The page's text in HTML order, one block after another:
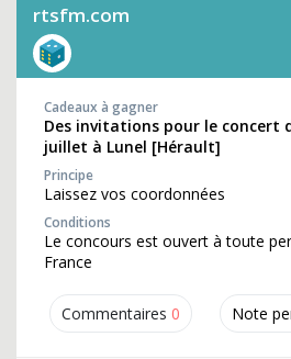
rtsfm.com
Commentaires 0 Note
Cadeaux à gagner
Des invitations pour le concert
juillet à Lunel [Hérault]
Principe
Laissez vos coordonnées
Conditions
Le concours est ouvert à toute
France